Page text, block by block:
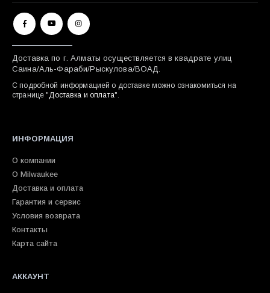
Доставка по г. Алматы осуществляется в квадрате улиц
Саина/Аль-Фараби/Рыскулова/ВОАД.
С подробной информацией о доставке можно ознакомиться на
странице " Доставка и оплата".
ИНФОРМАЦИЯ
О компании
О Milwaukee
Доставка и оплата
Гарантия и сервис
Условия возврата
Контакты
Карта сайта
АККАУНТ